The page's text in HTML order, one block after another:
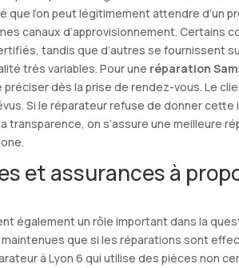
l’on peut légitimement attendre d’un
canaux d’approvisionnement. Certains
tandis que d’autres se fournissent
très variables. Pour une réparation
préciser dès la prise de rendez-vous. Le
Si le réparateur refuse de donner cette
transparence, on s’assure une meilleure
et assurances à
également un rôle important dans la
que si les réparations sont
à Lyon 6 qui utilise des pièces non